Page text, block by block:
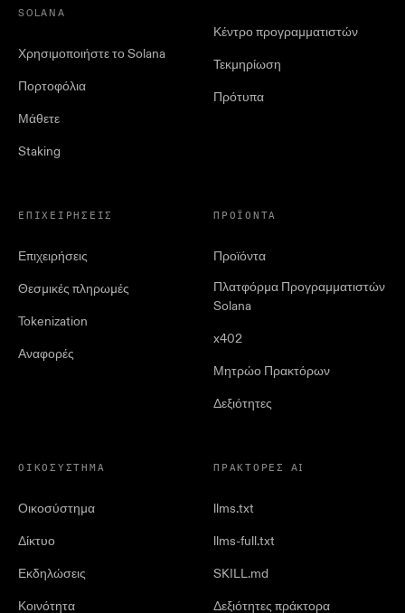
SOLANA
Χρησιμοποιήστε το Solana
Πορτοφόλια
Μάθετε
Staking
Κέντρο προγραμματιστών
Τεκμηρίωση
Πρότυπα
ΕΠΙΧΕΙΡΉΣΕΙΣ
Επιχειρήσεις
Θεσμικές πληρωμές
Tokenization
Αναφορές
ΠΡΟΪΌΝΤΑ
Προϊόντα
Πλατφόρμα Προγραμματιστών
Solana
x402
Μητρώο Πρακτόρων
Δεξιότητες
ΟΙΚΟΣΎΣΤΗΜΑ
Οικοσύστημα
Δίκτυο
Εκδηλώσεις
Κοινότητα
ΠΡΆΚΤΟΡΕΣ AI
llms.txt
llms-full.txt
SKILL.md
Δεξιότητες πράκτορα